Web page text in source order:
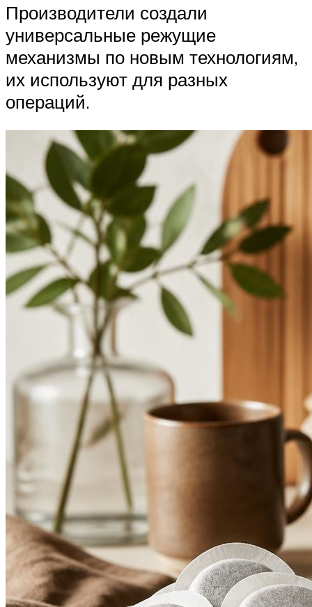
Производители создали
универсальные режущие
механизмы по новым технологиям,
их используют для разных
операций.